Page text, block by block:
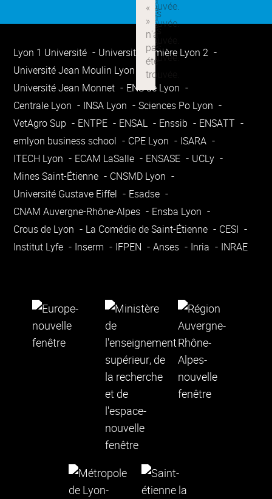
Lyon 1 Université
Université Lumière Lyon 2
Université Jean Moulin Lyon 3
Université Jean Monnet
ENS de Lyon
Centrale Lyon
INSA Lyon
Sciences Po Lyon
VetAgro Sup
ENTPE ENSAL Enssib
ENSATT
emlyon business school
CPE Lyon
ISARA
ITECH Lyon
ECAM LaSalle ENSASE
UCLy
Mines Saint-Étienne
CNSMD Lyon
Université Gustave Eiffel
Esadse
CNAM Auvergne-Rhône-Alpes
Ensba Lyon
Crous de Lyon
La Comédie de Saint-Étienne
CESI
Institut Lyfe
Inserm IFPEN Anses Inria INRAE